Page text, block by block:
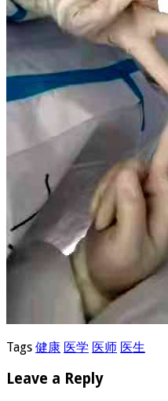
Tags 健康 医学 医师 医生
Leave a Reply